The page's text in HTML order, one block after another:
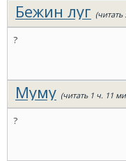
Бежин луг
?
Муму (читать 1 ч. 11
?